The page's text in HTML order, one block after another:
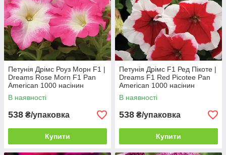
Петунія Дрімс Роуз Морн F1 |
Dreams Rose Morn F1 Pan
American 1000 насінин
В наявності
538 ₴/упаковка
Купити
Петунія Дрімс F1 Ред Пікоте |
Dreams F1 Red Picotee Pan
American 1000 насінин
В наявності
538 ₴/упаковка
Купити